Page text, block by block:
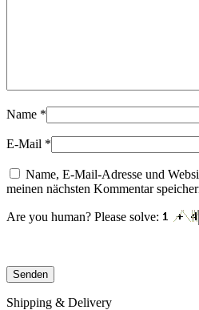
Name *
E-Mail *
Name, E-Mail-Adresse und
meinen nächsten Kommentar
Are you human? Please solve:
Shipping & Delivery